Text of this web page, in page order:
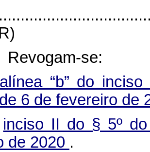
Revogam-se:
alínea “b” do
6 de fevereiro de
inciso II do § 5º
de 2020 .